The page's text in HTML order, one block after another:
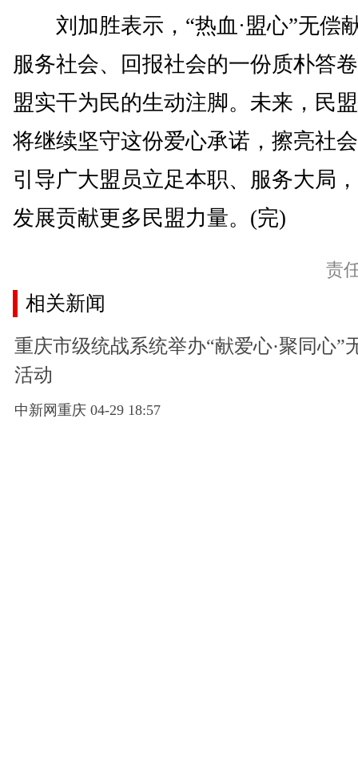
刘加胜表示，“热血·盟心”无偿
服务社会、回报社会的一份质朴答
盟实干为民的生动注脚。未来，民
将继续坚守这份爱心承诺，擦亮社
引导广大盟员立足本职、服务大局
发展贡献更多民盟力量。(完)
责
相关新闻
重庆市级统战系统举办“献爱心·聚同心”
活动
中新网重庆 04-29 18:57